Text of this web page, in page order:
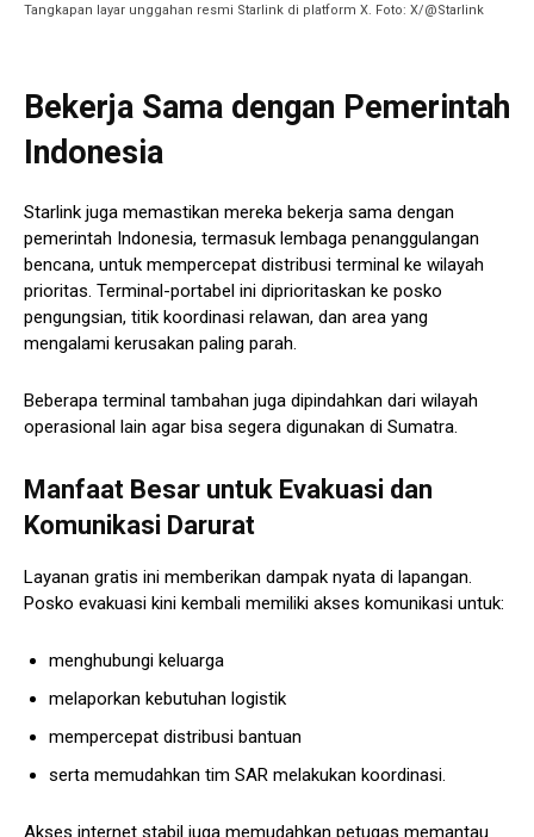
Tangkapan layar unggahan resmi Starlink di platform X. Foto: X/@Starlink
Bekerja Sama dengan Pemerintah
Indonesia
Starlink juga memastikan mereka bekerja sama dengan
pemerintah Indonesia, termasuk lembaga penanggulangan
bencana, untuk mempercepat distribusi terminal ke wilayah
prioritas. Terminal-portabel ini diprioritaskan ke posko
pengungsian, titik koordinasi relawan, dan area yang
mengalami kerusakan paling parah.
Beberapa terminal tambahan juga dipindahkan dari wilayah
operasional lain agar bisa segera digunakan di Sumatra.
Manfaat Besar untuk Evakuasi dan
Komunikasi Darurat
Layanan gratis ini memberikan dampak nyata di lapangan.
Posko evakuasi kini kembali memiliki akses komunikasi untuk:
menghubungi keluarga
melaporkan kebutuhan logistik
mempercepat distribusi bantuan
serta memudahkan tim SAR melakukan koordinasi.
Akses internet stabil juga memudahkan petugas memantau